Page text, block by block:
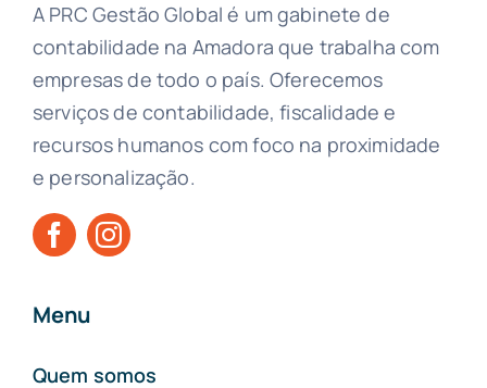
A PRC Gestão Global é um gabinete de
contabilidade na Amadora que trabalha com
empresas de todo o país. Oferecemos
serviços de contabilidade, fiscalidade e
recursos humanos com foco na proximidade
e personalização.
Menu
Quem somos